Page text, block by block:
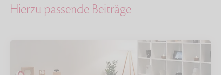
Hierzu passende Beiträge